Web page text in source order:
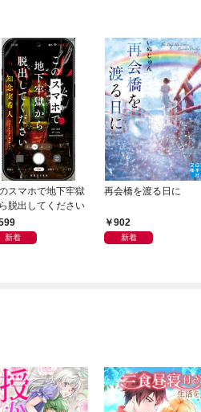
スマホで地下牢獄
脱出してください
新着
再会橋を渡る日に
902
新着